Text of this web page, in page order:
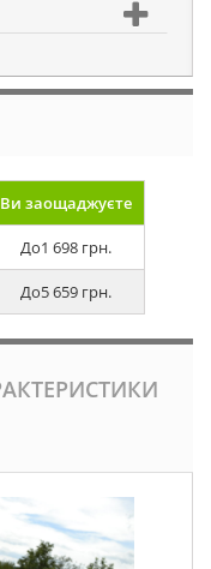
Ви заощаджуєте
До1 698 грн.
До5 659 грн.